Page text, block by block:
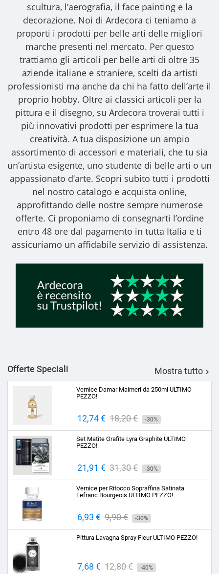
scultura, l’aerografia, il face painting e la
decorazione. Noi di Ardecora ci teniamo a
proporti i prodotti per belle arti delle migliori
marche presenti nel mercato. Per questo
trattiamo gli articoli per belle arti di oltre 35
aziende italiane e straniere, scelti da artisti
professionisti ma anche da chi ha fatto dell’arte il
proprio hobby. Oltre ai classici articoli per la
pittura e il disegno, su Ardecora troverai tutti i
più innovativi prodotti per esprimere la tua
creatività. A tua disposizione un ampio
assortimento di accessori e materiali, che tu sia
un’artista esigente, uno studente di belle arti o un
appassionato d’arte. Scopri subito tutti i prodotti
nel nostro catalogo e acquista online,
approfittando delle nostre sempre numerose
offerte. Ci proponiamo di consegnarti l’ordine
entro 48 ore dal pagamento in tutta Italia e ti
assicuriamo un affidabile servizio di assistenza.
Offerte Speciali Mostra tutto 
Vernice Damar Maimeri da 250ml ULTIMO
PEZZO!
Prezzo
12,74 € Prezzo
base
18,20 € -30%
Set Matite Grafite Lyra Graphite ULTIMO
PEZZO!
Prezzo
21,91 € Prezzo
base
31,30 € -30%
Vernice per Ritocco Sopraffina Satinata
Lefranc Bourgeois ULTIMO PEZZO!
Prezzo
6,93 € Prezzo
base
9,90 € -30%
Pittura Lavagna Spray Fleur ULTIMO PEZZO!
Prezzo
7,68 € Prezzo
12,80 € -40%